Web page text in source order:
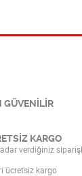
GÜVENİLİR
KARGO
verdiğiniz
ücretsiz kargo